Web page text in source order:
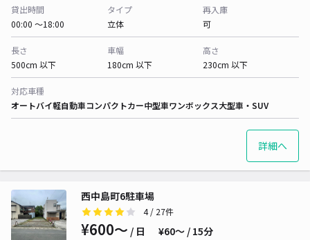
貸出時間
00:00 〜18:00
タイプ
立体
再入庫
可
長さ
500cm 以下
車幅
180cm 以下
高さ
230cm 以下
対応車種
オートバイ軽自動車コンパクトカー中型車ワンボックス大型車・SUV
詳細へ
西中島町6駐車場
4/ 27件
¥600〜 / 日 ¥60〜 / 15分